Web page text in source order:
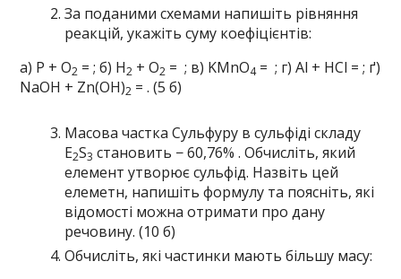
За поданими схемами напишіть рівняння
реакцій, укажіть суму коефіцієнтів:
а) Р + О2 = ; б) Н2 + О2 = ; в) KMnO4 = ; г) Al + HCl = ; ґ)
NaOH + Zn(OH)2 = . (5 б)
Масова частка Сульфуру в сульфіді складу
Е2S3 становить − 60,76% . Обчисліть, який
елемент утворює сульфід. Назвіть цей
елеметн, напишіть формулу та поясніть, які
відомості можна отримати про дану
речовину. (10 б)
Обчисліть, які частинки мають більшу масу: